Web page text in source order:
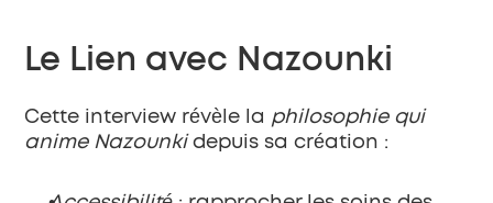
Le Lien avec Nazounki
Cette interview révèle la philosophie qui
anime Nazounki depuis sa création :